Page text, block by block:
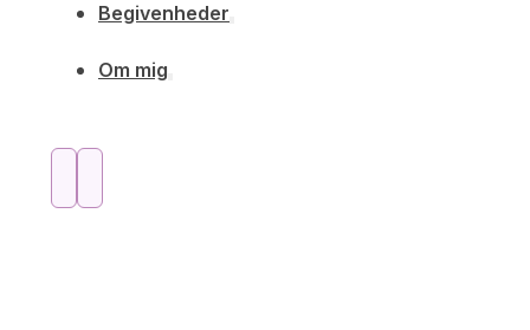
Begivenheder
Om mig